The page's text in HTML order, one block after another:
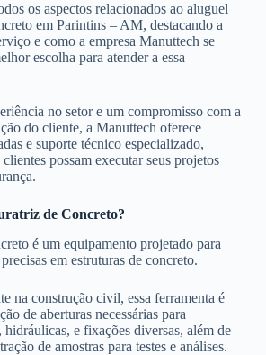
os aspectos relacionados ao aluguel
em Parintins – AM, destacando a
e como a empresa Manuttech se
escolha para atender a essa
no setor e um compromisso com a
do cliente, a Manuttech oferece
e suporte técnico especializado,
possam executar seus projetos
de Concreto?
é um equipamento projetado para
em estruturas de concreto.
na construção civil, essa ferramenta é
de aberturas necessárias para
hidráulicas, e fixações diversas, além de
de amostras para testes e análises.